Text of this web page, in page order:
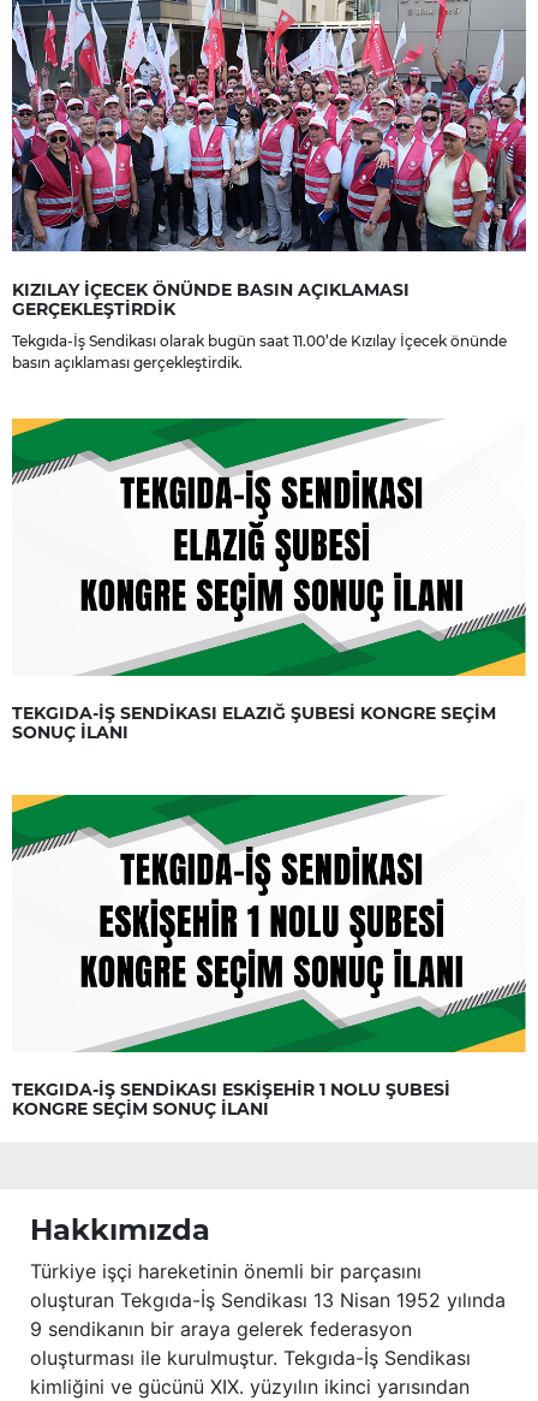
KIZILAY İÇECEK ÖNÜNDE BASIN AÇIKLAMASI
GERÇEKLEŞTİRDİK
Tekgıda-İş Sendikası olarak bugün saat 11.00’de Kızılay İçecek önünde
basın açıklaması gerçekleştirdik.
TEKGIDA-İŞ SENDİKASI ELAZIĞ ŞUBESİ KONGRE SEÇİM
SONUÇ İLANI
TEKGIDA-İŞ SENDİKASI ESKİŞEHİR 1 NOLU ŞUBESİ
KONGRE SEÇİM SONUÇ İLANI
Hakkımızda
Türkiye işçi hareketinin önemli bir parçasını
oluşturan Tekgıda-İş Sendikası 13 Nisan 1952 yılında
9 sendikanın bir araya gelerek federasyon
oluşturması ile kurulmuştur. Tekgıda-İş Sendikası
kimliğini ve gücünü XIX. yüzyılın ikinci yarısından